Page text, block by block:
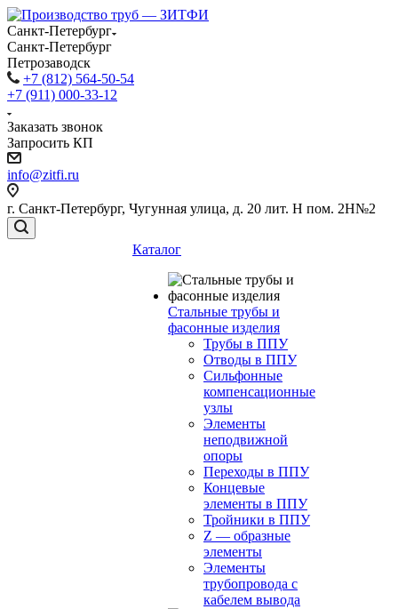
Санкт-Петербург
Санкт-Петербург
Петрозаводск
+7 (812) 564-50-54
+7 (911) 000-33-12
Заказать звонок
Запросить КП
info@zitfi.ru
г. Санкт-Петербург, Чугунная улица, д. 20 лит. Н пом. 2Н№2
Каталог
Стальные трубы и
фасонные изделия
Трубы в ППУ
Отводы в ППУ
Сильфонные
компенсационные
узлы
Элементы
неподвижной
опоры
Переходы в ППУ
Концевые
элементы в ППУ
Тройники в ППУ
Z — образные
элементы
Элементы
трубопровода с
кабелем вывода